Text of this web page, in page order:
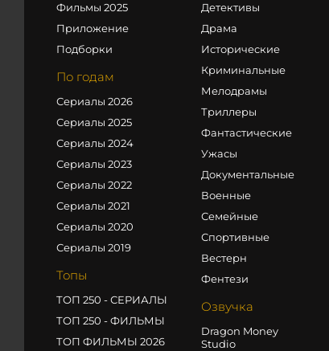
Фильмы 2025
Приложение
Подборки
По годам
Сериалы 2026
Сериалы 2025
Сериалы 2024
Сериалы 2023
Сериалы 2022
Сериалы 2021
Сериалы 2020
Сериалы 2019
Топы
ТОП 250 - СЕРИАЛЫ
ТОП 250 - ФИЛЬМЫ
ТОП ФИЛЬМЫ 2026
Детективы
Драма
Исторические
Криминальные
Мелодрамы
Триллеры
Фантастические
Ужасы
Документальные
Военные
Семейные
Спортивные
Вестерн
Фентези
Озвучка
Dragon Money
Studio